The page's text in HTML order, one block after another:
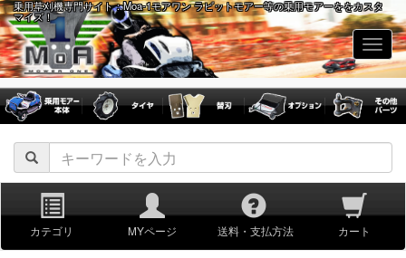
乗用草刈機専門サイト：Moa-1モアワン ラビットモアー等の乗用モアーををカスタ
マイズ！
カテゴリ MYページ 送料・支払方法 カート